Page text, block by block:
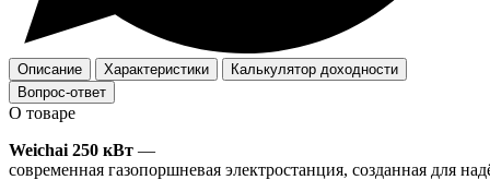
Описание Характеристики
Калькулятор доходности
Вопрос-ответ
О товаре
Weichai 250 кВт —
современная газопоршневая электростанция, созданная для